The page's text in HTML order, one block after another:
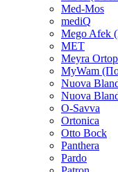
Med-Mos
mediQ
Mego Afek
MET
Meyra
MyWam
Nuova
Nuova
O-Savva
Ortonica
Otto Bock
Panthera
Pardo